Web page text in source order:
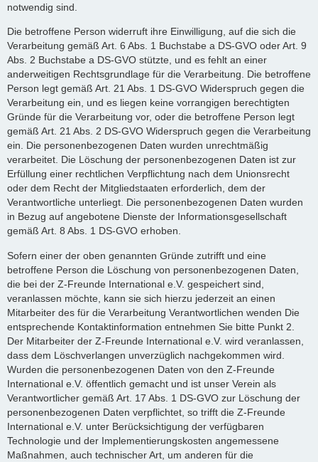
notwendig sind.
Die betroffene Person widerruft ihre Einwilligung, auf die sich die
Verarbeitung gemäß Art. 6 Abs. 1 Buchstabe a DS-GVO oder Art. 9
Abs. 2 Buchstabe a DS-GVO stützte, und es fehlt an einer
anderweitigen Rechtsgrundlage für die Verarbeitung. Die betroffene
Person legt gemäß Art. 21 Abs. 1 DS-GVO Widerspruch gegen die
Verarbeitung ein, und es liegen keine vorrangigen berechtigten
Gründe für die Verarbeitung vor, oder die betroffene Person legt
gemäß Art. 21 Abs. 2 DS-GVO Widerspruch gegen die Verarbeitung
ein. Die personenbezogenen Daten wurden unrechtmäßig
verarbeitet. Die Löschung der personenbezogenen Daten ist zur
Erfüllung einer rechtlichen Verpflichtung nach dem Unionsrecht
oder dem Recht der Mitgliedstaaten erforderlich, dem der
Verantwortliche unterliegt. Die personenbezogenen Daten wurden
in Bezug auf angebotene Dienste der Informationsgesellschaft
gemäß Art. 8 Abs. 1 DS-GVO erhoben.
Sofern einer der oben genannten Gründe zutrifft und eine
betroffene Person die Löschung von personenbezogenen Daten,
die bei der Z-Freunde International e.V. gespeichert sind,
veranlassen möchte, kann sie sich hierzu jederzeit an einen
Mitarbeiter des für die Verarbeitung Verantwortlichen wenden Die
entsprechende Kontaktinformation entnehmen Sie bitte Punkt 2.
Der Mitarbeiter der Z-Freunde International e.V. wird veranlassen,
dass dem Löschverlangen unverzüglich nachgekommen wird.
Wurden die personenbezogenen Daten von den Z-Freunde
International e.V. öffentlich gemacht und ist unser Verein als
Verantwortlicher gemäß Art. 17 Abs. 1 DS-GVO zur Löschung der
personenbezogenen Daten verpflichtet, so trifft die Z-Freunde
International e.V. unter Berücksichtigung der verfügbaren
Technologie und der Implementierungskosten angemessene
Maßnahmen, auch technischer Art, um anderen für die